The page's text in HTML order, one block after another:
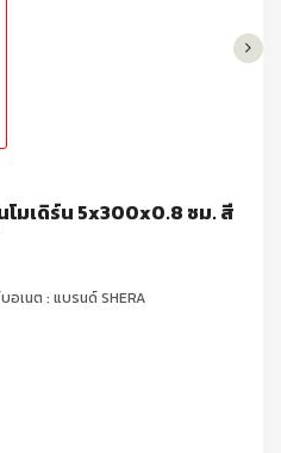
โมเดิร์น 5x300x0.8 ซม. สี
เนต : แบรนด์ SHERA